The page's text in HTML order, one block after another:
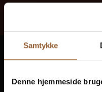
Samtykke
Denne hjemmeside